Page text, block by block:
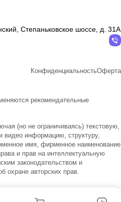
Степаньковское шоссе, д. 31А
КонфиденциальностьОферта
рекомендательные
(но не ограничиваясь) текстовую,
видео информацию, структуру,
имя, фирменное наименование
и прав на интеллектуальную
законодательством и
охране авторских прав.